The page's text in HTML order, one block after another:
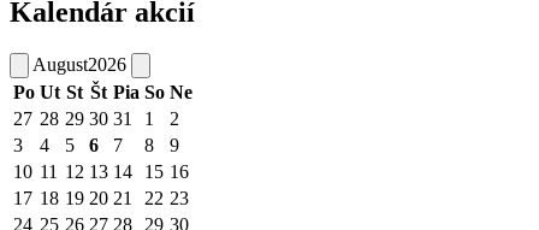
Kalendár akcií
August2026
Po Ut St Št Pia So Ne
27 28 29 30 31 1
2
3
4 5 6 7 8
9
10 11 12 13 14 15 16
17 18 19 20 21 22 23
24 25 26 27 28 29 30